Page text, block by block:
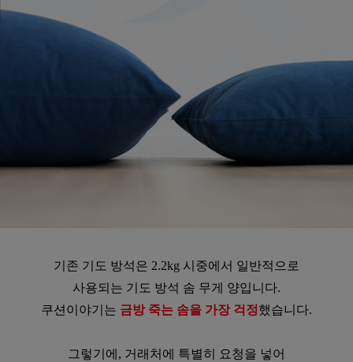
기존 기도 방석은 2.2kg 시중에서 일반적으로
사용되는 기도 방석 솜 무게 양입니다.
쿠션이야기는 금방 죽는 솜을 가장 걱정했습니다.
그렇기에, 거래처에 특별히 요청을 넣어